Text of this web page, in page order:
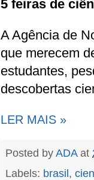
5 feiras de
A Agência de
que merecem
estudantes,
descobertas
LER MAIS »
Posted by ADA at
Labels: brasil,